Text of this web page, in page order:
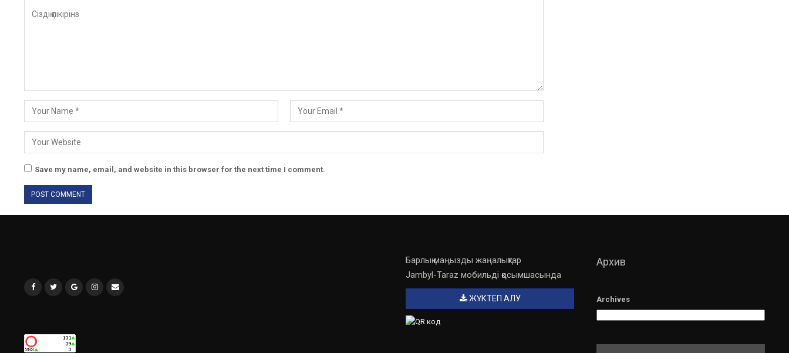
Save my name, email, and website in this browser for the next time I comment.
Барлық маңызды жаңалықтар
Jambyl-Taraz мобильді қосымшасында
ЖҮКТЕП АЛУ
Архив
Archives